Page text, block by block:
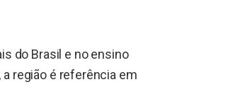
do Brasil e no ensino
região é referência em